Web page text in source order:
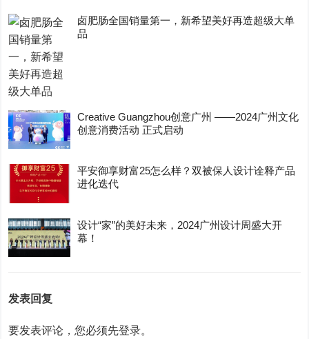
卤肥肠全国销量第一，新希望美好再造超级大单
品
Creative Guangzhou创意广州 ——2024广州文化
创意消费活动 正式启动
平安御享财富25怎么样？双被保人设计诠释产品
进化迭代
设计“家”的美好未来，2024广州设计周盛大开
幕！
发表回复
要发表评论，您必须先登录。